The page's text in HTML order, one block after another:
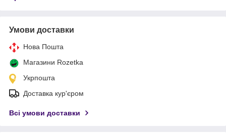
Умови доставки
Нова Пошта
Магазини Rozetka
Укрпошта
Доставка кур'єром
Всі умови доставки